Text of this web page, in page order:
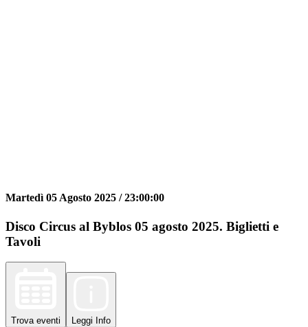
Martedì 05 Agosto 2025 /23:00:00
Disco Circus al Byblos 05 agosto 2025. Biglietti e
Tavoli
Trova eventi Leggi Info